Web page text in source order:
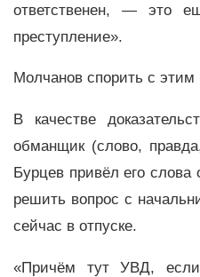
ответственен, — это
преступление».
Молчанов спорить с этим
В качестве
обманщик (слово,
Бурцев привёл его слова
решить вопрос с
сейчас в отпуске.
«Причём тут УВД,